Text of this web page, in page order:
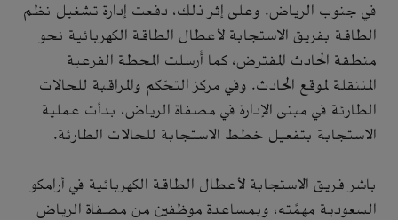
في جنوب الرياض. وعلى إثر ذلك، دفعت إدارة تشغيل نظم
الطاقة بفريق الاستجابة لأعطال الطاقة الكهربائية نحو
منطقة الحادث المفترض، كما أُرسلت المحطة الفرعية
المتنقلة لموقع الحادث. وفي مركز التحّكم والمراقبة للحالات
الطارئة في مبنى الإدارة في مصفاة الرياض، بدأت عملية
الاستجابة بتفعيل خطط الاستجابة للحالات الطارئة.
باشر فريق الاستجابة لأعطال الطاقة الكهربائية في أرامكو
السعودية مهمَّته، وبمساعدة موظفين من مصفاة الرياض